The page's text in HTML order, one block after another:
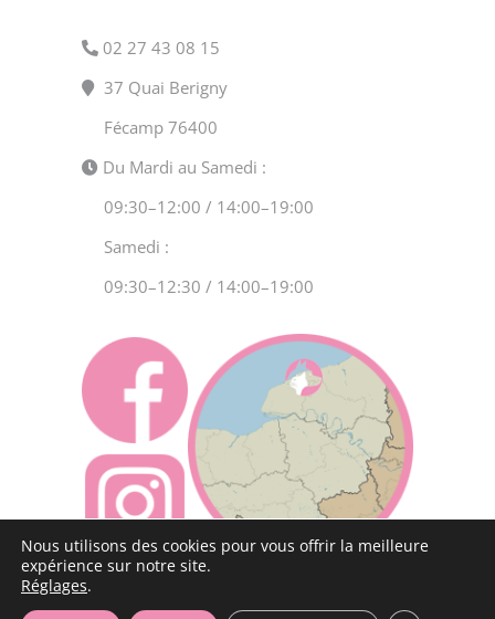
02 27 43 08 15
37 Quai Berigny
Fécamp 76400
Du Mardi au Samedi :
09:30–12:00 / 14:00–19:00
Samedi :
09:30–12:30 / 14:00–19:00
Copyright 2020 Comme Chat et Chien | TOUS DROITS
Nous utilisons des cookies pour vous offrir la meilleure
expérience sur notre site.
Réglages.